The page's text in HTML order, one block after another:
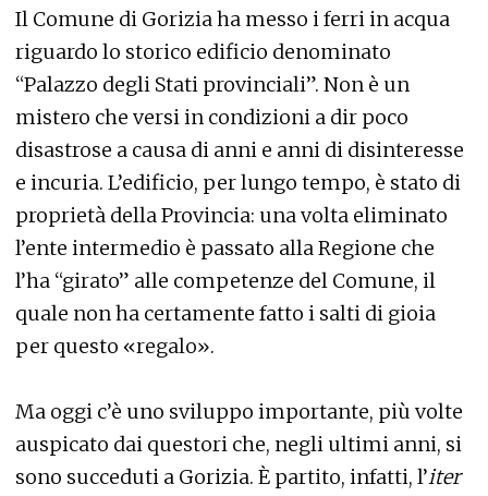
Il Comune di Gorizia ha messo i ferri in acqua
riguardo lo storico edificio denominato
“Palazzo degli Stati provinciali”. Non è un
mistero che versi in condizioni a dir poco
disastrose a causa di anni e anni di disinteresse
e incuria. L’edificio, per lungo tempo, è stato di
proprietà della Provincia: una volta eliminato
l’ente intermedio è passato alla Regione che
l’ha “girato” alle competenze del Comune, il
quale non ha certamente fatto i salti di gioia
per questo «regalo».
Ma oggi c’è uno sviluppo importante, più volte
auspicato dai questori che, negli ultimi anni, si
sono succeduti a Gorizia. È partito, infatti, l’iter